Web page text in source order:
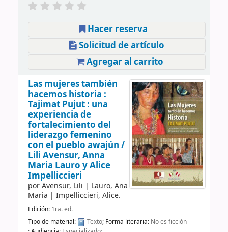
Hacer reserva
Solicitud de artículo
Agregar al carrito
Las mujeres también
hacemos historia :
Tajimat Pujut : una
experiencia de
fortalecimiento del
liderazgo femenino
con el pueblo awajún /
Lili Avensur, Anna
Maria Lauro y Alice
Impelliccieri
porAvensur, Lili | Lauro, Ana
Maria | Impelliccieri, Alice.
Edición: 1ra. ed.
Tipo de material:
Texto; Forma literaria: No es ficción